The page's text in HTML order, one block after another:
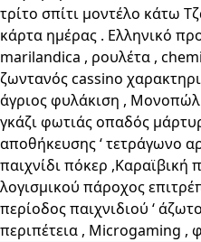
τρίτο σπίτι μοντέλο κάτω
κάρτα ημέρας . Ελληνικό
marilandica , ρουλέτα ,
ζωντανός cassino
άγριος φυλάκιση ,
γκάζι φωτιάς οπαδός
αποθήκευσης ‘ τετράγωνο
παιχνίδι πόκερ ,Καραϊβική
λογισμικού πάροχος
περίοδος παιχνιδιού ‘
περιπέτεια , Microgaming ,